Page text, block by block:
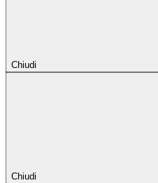
Chiudi
Chiudi